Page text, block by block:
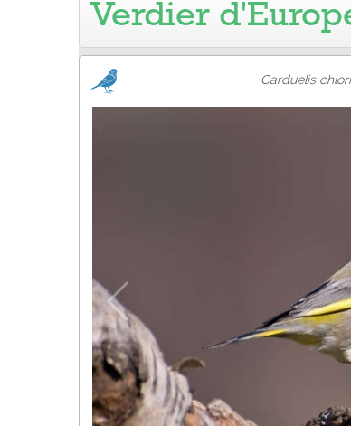
Verdier
Carduelis